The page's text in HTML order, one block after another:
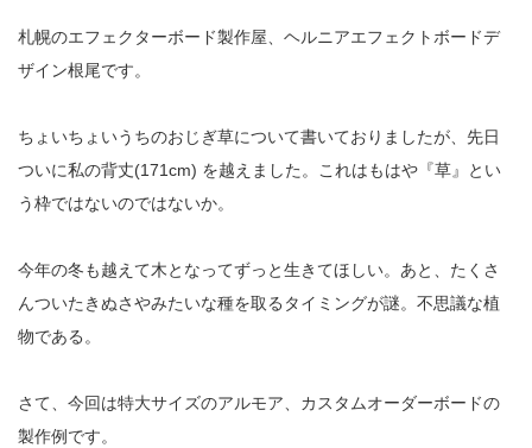
札幌のエフェクターボード製作屋、ヘルニアエフェクトボードデ
ザイン根尾です。
ちょいちょいうちのおじぎ草について書いておりましたが、先日
ついに私の背丈(171cm) を越えました。これはもはや『草』とい
う枠ではないのではないか。
今年の冬も越えて木となってずっと生きてほしい。あと、たくさ
んついたきぬさやみたいな種を取るタイミングが謎。不思議な植
物である。
さて、今回は特大サイズのアルモア、カスタムオーダーボードの
製作例です。